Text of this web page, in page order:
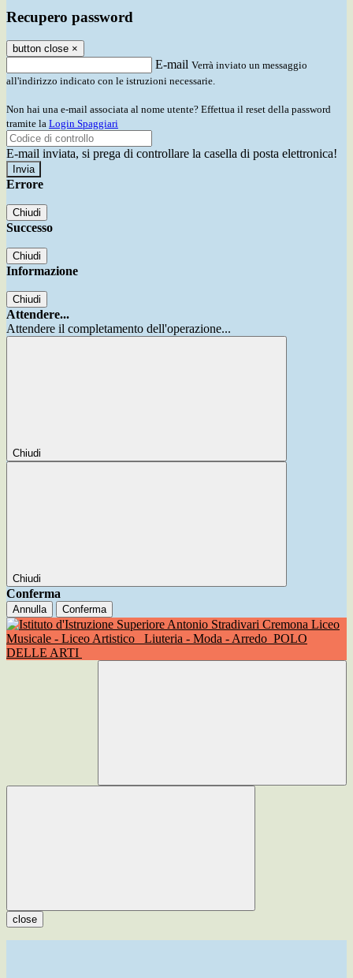
Recupero password
button close ×
E-mail Verrà inviato un messaggio
all'indirizzo indicato con le istruzioni necessarie.
Non hai una e-mail associata al nome utente? Effettua il reset della password
tramite la Login Spaggiari
E-mail inviata, si prega di controllare la casella di posta elettronica!
Errore
Chiudi
Successo
Chiudi
Informazione
Chiudi
Attendere...
Attendere il completamento dell'operazione...
Chiudi
Chiudi
Conferma
Annulla Conferma
Liceo
Musicale - Liceo Artistico
Liuteria - Moda - Arredo POLO
DELLE ARTI
close